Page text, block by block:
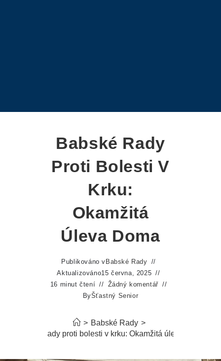
Babské Rady
Proti Bolesti V
Krku:
Okamžitá
Úleva Doma
Publikováno v Babské Rady
Aktualizováno15 června, 2025
16 minut čtení
Žádný komentář
ByŠťastný Senior
> Babské Rady >
Babské rady proti bolesti v krku: Okamžitá úleva doma